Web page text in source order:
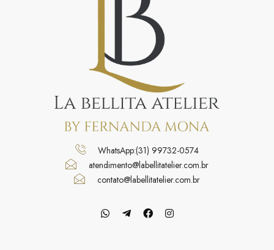
WhatsApp:(31) 99732-0574
atendimento@labellitatelier.com.br
contato@labellitatelier.com.br